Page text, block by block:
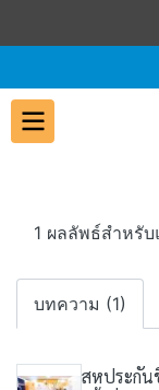
1 ผลลัพธ์สำหรั
บทความ (1)
สหประกัน